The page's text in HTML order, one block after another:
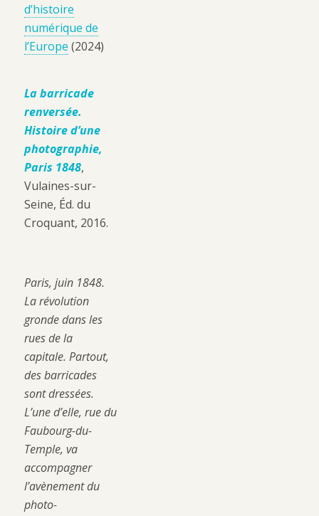
d’histoire
numérique de
l’Europe (2024)
La barricade
renversée.
Histoire d’une
photographie,
Paris 1848,
Vulaines-sur-
Seine, Éd. du
Croquant, 2016.
Paris, juin 1848.
La révolution
gronde dans les
rues de la
capitale. Partout,
des barricades
sont dressées.
L’une d’elle, rue du
Faubourg-du-
Temple, va
accompagner
l’avènement du
photo-